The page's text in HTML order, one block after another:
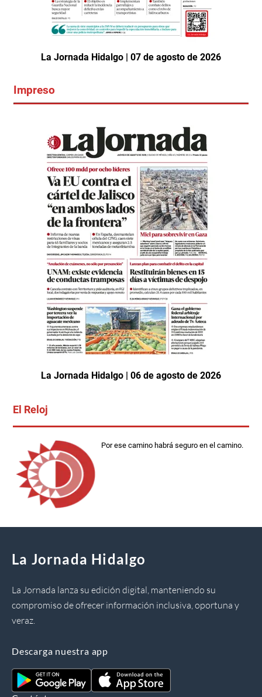
La Jornada Hidalgo | 07 de agosto de 2026
Impreso
La Jornada Hidalgo | 06 de agosto de 2026
El Reloj
Por ese camino habrá seguro en el camino.
La Jornada Hidalgo
La Jornada lanza su edición digital, manteniendo su
compromiso de ofrecer información inclusiva, oportuna y
veraz.
Descarga nuestra app